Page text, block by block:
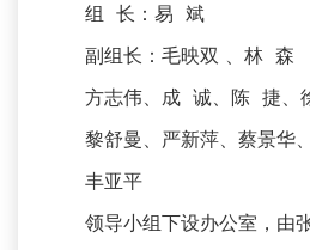
组 长：易 斌
副组长：毛映双 、林 森
方志伟、成 诚、陈 捷、
黎舒曼、严新萍、蔡景华
丰亚平
领导小组下设办公室，由